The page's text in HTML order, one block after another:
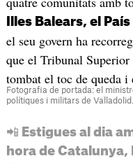
Illes Balears, el
el seu govern ha
que el Tribunal Superior
tombat el toc de queda
Fotografia de portada: el
polítiques i militars de Valladolid.
📲 Estigues al dia
hora de